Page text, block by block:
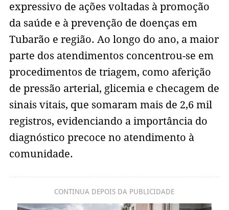
expressivo de ações voltadas à promoção
da saúde e à prevenção de doenças em
Tubarão e região. Ao longo do ano, a maior
parte dos atendimentos concentrou-se em
procedimentos de triagem, como aferição
de pressão arterial, glicemia e checagem de
sinais vitais, que somaram mais de 2,6 mil
registros, evidenciando a importância do
diagnóstico precoce no atendimento à
comunidade.
CONTINUA DEPOIS DA PUBLICIDADE